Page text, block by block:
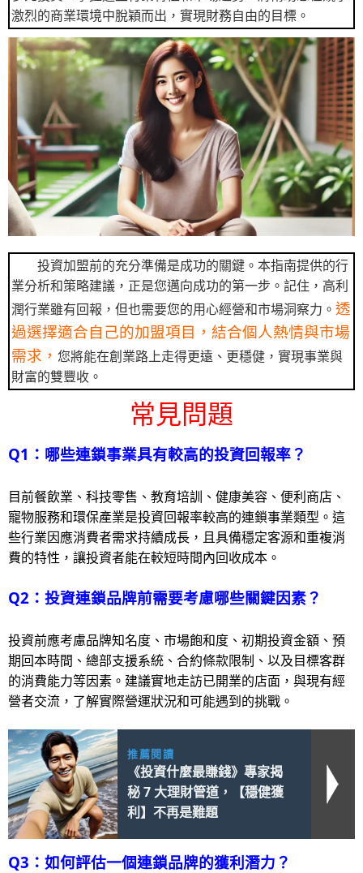
激烈的商業環境中脫穎而出，實現財務自由的目標。
投資加盟前的充分準備是成功的關鍵。本指南提供的行
業分析和策略建議，正是您邁向成功的第一步。記住，高利
潤行業雖有回報，但也需要您的用心經營和市場洞察力。 透
過選擇適合自己的加盟項目，結合個人熱情與市場
需求， 您將能在創業路上走得更遠、更穩健，實現事業與
財富的雙豐收。
常見問題
Q1：哪些連鎖事業具有較高的投資回報率？
目前餐飲業、科技零售、教育培訓、健康美容、便利商店、
寵物服務和環保產業是投資回報率較高的連鎖事業類型。這
些行業因應消費者需求持續成長，且具備穩定客源和重複消
費的特性，讓投資者能在較短時間內回收成本。
Q2：投資連鎖品牌前需要考慮哪些關鍵因素？
投資前應考慮品牌知名度、市場飽和度、初期投資金額、預
期回本時間、總部支援系統、合約條款限制、以及目標客群
的消費能力等因素。建議實地走訪已開業的店面，與現有經
營者交流，了解實際營運狀況和可能遇到的挑戰。
推薦閱讀
《投資什麼最賺錢》專家揭
秘 7 大理財管道，【穩健獲
利】不再是難題
Q3：如何評估一個連鎖品牌的獲利潛力？